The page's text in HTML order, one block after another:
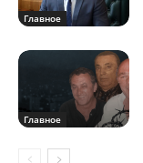
Главное
Главное